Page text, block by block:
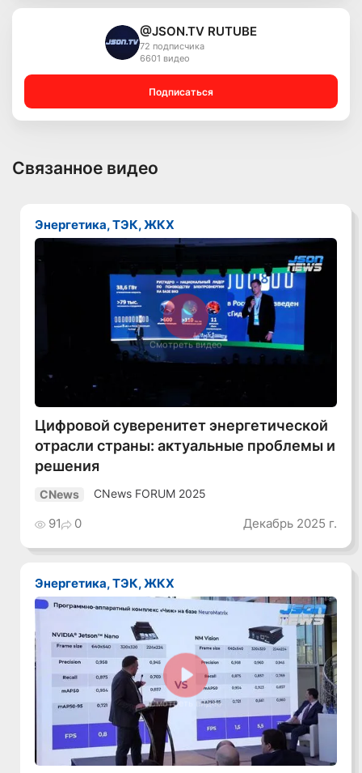
@JSON.TV RUTUBE
72 подписчика
6601 видео
Подписаться
Связанное видео
Энергетика, ТЭК, ЖКХ
Смотреть видео
Цифровой суверенитет энергетической
отрасли страны: актуальные проблемы и
решения
CNews CNews FORUM 2025
91 0 Декабрь 2025 г.
Энергетика, ТЭК, ЖКХ
Смотреть видео